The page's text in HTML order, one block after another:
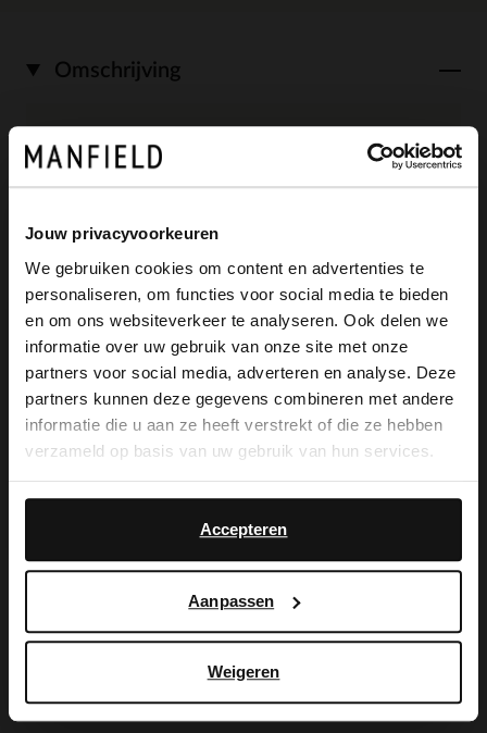
Jouw privacyvoorkeuren
We gebruiken cookies om content en advertenties te
personaliseren, om functies voor social media te bieden
en om ons websiteverkeer te analyseren. Ook delen we
informatie over uw gebruik van onze site met onze
partners voor social media, adverteren en analyse. Deze
partners kunnen deze gegevens combineren met andere
informatie die u aan ze heeft verstrekt of die ze hebben
verzameld op basis van uw gebruik van hun services.
Accepteren
Aanpassen
Weigeren
Omschrijving
Donkerbruine suède loafers van het merk
populair door de elegante uitstraling en
het hoge draagcomfort. De buitenkant is
gemaakt van suède en de binnenkant van
textiel en leer. Dit exemplaar is een basic
item dat niet mag ontbreken in je
schoenencollectie. Leuk om te dragen
Alles over dit product
×
View this website in English?
It looks like your language isn't Dutch. Would
you like to switch to English?
English